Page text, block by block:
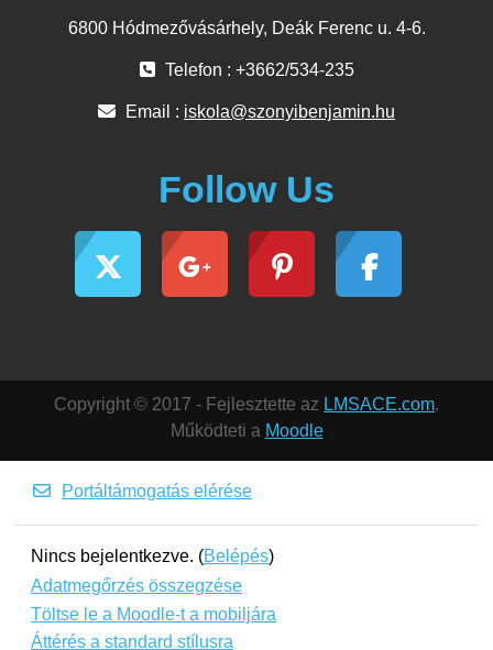
6800 Hódmezővásárhely, Deák Ferenc u. 4-6.
Telefon : +3662/534-235
Email : iskola@szonyibenjamin.hu
Follow Us
Copyright © 2017 - Fejlesztette az LMSACE.com.
Működteti a Moodle
Portáltámogatás elérése
Nincs bejelentkezve. (Belépés)
Adatmegőrzés összegzése
Töltse le a Moodle-t a mobiljára
Áttérés a standard stílusra